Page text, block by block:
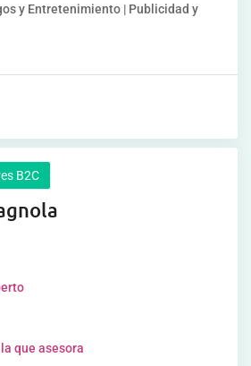
y Entretenimiento | Publicidad y
B2C
que asesora